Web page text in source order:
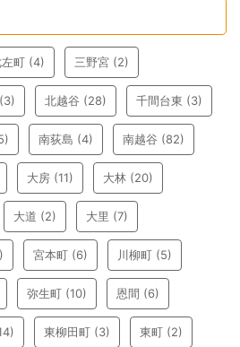
町 (4) 三野宮 (2)
(3) 北越谷 (28) 千間台東 (3)
南荻島 (4) 南越谷 (82)
大房 (11) 大林 (20)
大道 (2) 大里 (7)
宮本町 (6) 川柳町 (5)
弥生町 (10) 恩間 (6)
東柳田町 (3) 東町 (2)